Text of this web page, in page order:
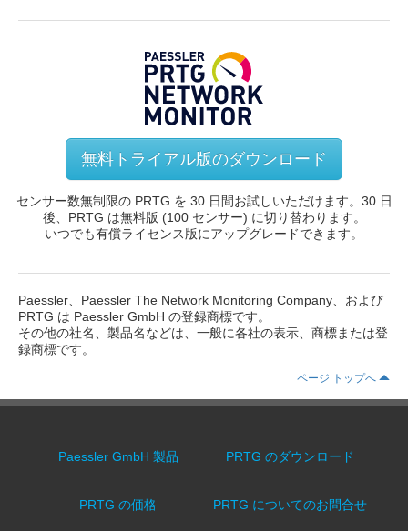
した、ベンダーに依存しないエージェントレスの監
事前設定済みの PRTG センサーとデバイス テンプ
レートによる迅速で簡単な設定
多くのテクノロジーとプロトコル、主要なメーカー
の製品をデフォルトでサポート
。100 個を超えるセンサーを監視する場合は、製品
版にアップグレードする必要があります。
はスイッチ ポートごとに 1 個のセンサーが必要です。
無料トライアル版のダウンロード
センサー数無制限の PRTG を 30 日間お試しいただけます。30 日
後、PRTG は無料版 (100 センサー) に切り替わります。
いつでも有償ライセンス版にアップグレードできます。
Paessler、Paessler The Network Monitoring Company、および
PRTG は Paessler GmbH の登録商標です。
その他の社名、製品名などは、一般に各社の表示、商標または登
録商標です。
ページ トップへ
Paessler GmbH 製品 PRTG のダウンロード
PRTG の価格 PRTG についてのお問合せ